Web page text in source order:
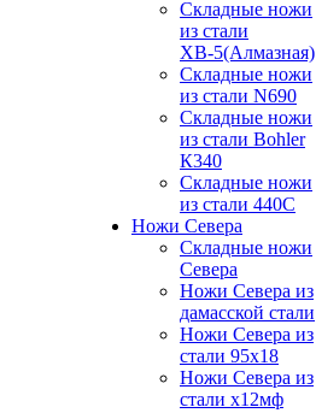
Складные ножи
из стали
ХВ-5(Алмазная)
Складные ножи
из стали N690
Складные ножи
из стали Bohler
К340
Складные ножи
из стали 440С
Ножи Севера
Складные ножи
Севера
Ножи Севера из
дамасской стали
Ножи Севера из
стали 95х18
Ножи Севера из
стали х12мф